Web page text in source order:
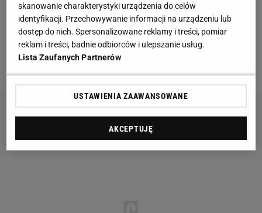
karnych. A może Igor Akinfiejew okaże się ich
bohaterem?
Tego się Pan spodziewa?
skanowanie charakterystyki urządzenia do celów
identyfikacji. Przechowywanie informacji na urządzeniu lub
dostęp do nich. Spersonalizowane reklamy i treści, pomiar
reklam i treści, badnie odbiorców i ulepszanie usług.
Lista Zaufanych Partnerów
USTAWIENIA ZAAWANSOWANE
AKCEPTUJĘ